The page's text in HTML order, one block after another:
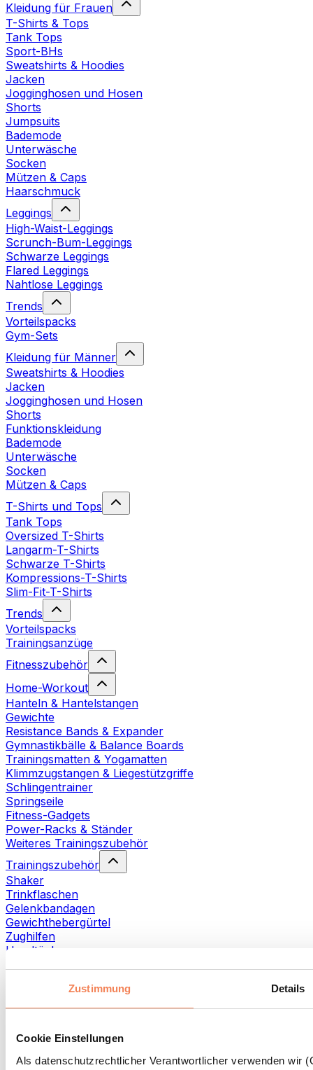
Zustimmung Details
Cookie Einstellungen
Als datenschutzrechtlicher Verantwortlicher verwenden wir
Kleidung für Frauen
T-Shirts & Tops
Tank Tops
Sport-BHs
Sweatshirts & Hoodies
Jacken
Jogginghosen und Hosen
Shorts
Jumpsuits
Bademode
Unterwäsche
Socken
Mützen & Caps
Haarschmuck
Leggings
High-Waist-Leggings
Scrunch-Bum-Leggings
Schwarze Leggings
Flared Leggings
Nahtlose Leggings
Trends
Vorteilspacks
Gym-Sets
Kleidung für Männer
Sweatshirts & Hoodies
Jacken
Jogginghosen und Hosen
Shorts
Funktionskleidung
Bademode
Unterwäsche
Socken
Mützen & Caps
T-Shirts und Tops
Tank Tops
Oversized T-Shirts
Langarm-T-Shirts
Schwarze T-Shirts
Kompressions-T-Shirts
Slim-Fit-T-Shirts
Trends
Vorteilspacks
Trainingsanzüge
Fitnesszubehör
Home-Workout
Hanteln & Hantelstangen
Gewichte
Resistance Bands & Expander
Gymnastikbälle & Balance Boards
Trainingsmatten & Yogamatten
Klimmzugstangen & Liegestützgriffe
Schlingentrainer
Springseile
Fitness-Gadgets
Power-Racks & Ständer
Weiteres Trainingszubehör
Trainingszubehör
Shaker
Trinkflaschen
Gelenkbandagen
Gewichthebergürtel
Zughilfen
Handtücher
Faszien- und Massagerollen
Weitere Rehabilitationshilfen